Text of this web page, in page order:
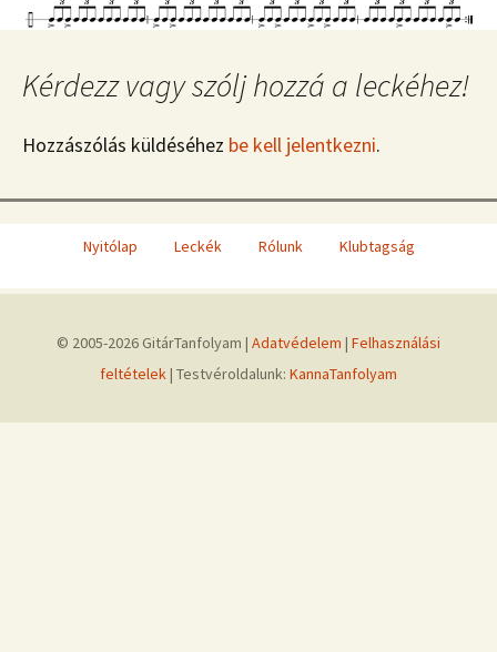
Kérdezz vagy szólj hozzá a leckéhez!
Hozzászólás küldéséhez be kell jelentkezni.
Nyitólap Leckék Rólunk Klubtagság
© 2005-2026 GitárTanfolyam | Adatvédelem | Felhasználási
feltételek| Testvéroldalunk: KannaTanfolyam